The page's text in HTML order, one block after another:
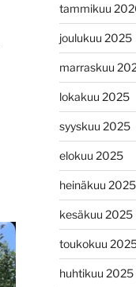
tammikuu
joulukuu 2025
marraskuu
lokakuu 2025
syyskuu 2025
elokuu 2025
heinäkuu 2025
kesäkuu 2025
toukokuu
huhtikuu 2025